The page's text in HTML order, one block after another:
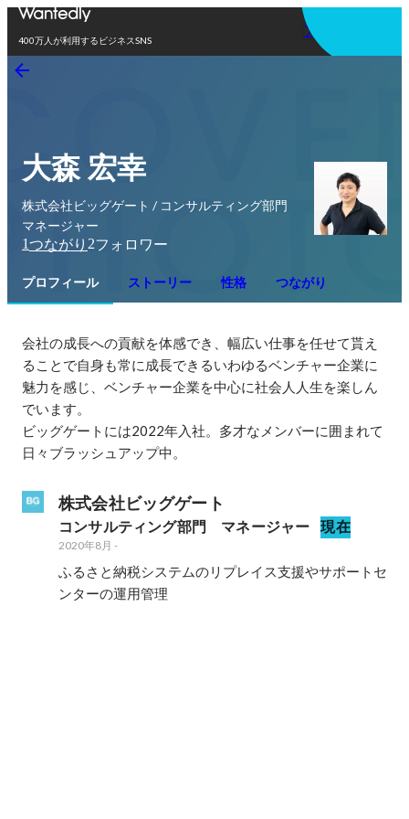
400万人が利用するビジネスSNS
アプリを使う
大森 宏幸
株式会社ビッグゲート / コンサルティング部門
マネージャー
1つながり 2フォロワー
プロフィール ストーリー 性格 つながり
会社の成長への貢献を体感でき、幅広い仕事を任せて貰え
ることで自身も常に成長できるいわゆるベンチャー企業に
魅力を感じ、ベンチャー企業を中心に社会人人生を楽しん
でいます。
ビッグゲートには2022年入社。多才なメンバーに囲まれて
株式会社ビッグゲート
コンサルティング部門　マネージャー 現在
2020年8月 -
ふるさと納税システムのリプレイス支援やサポートセ
ンターの運用管理